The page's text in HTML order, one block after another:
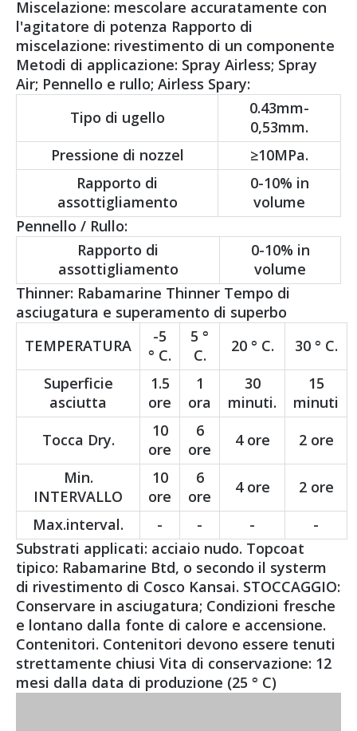
Miscelazione: mescolare accuratamente con
l'agitatore di potenza Rapporto di
miscelazione: rivestimento di un componente
Metodi di applicazione: Spray Airless; Spray
Air; Pennello e rullo; Airless Spary:
Tipo di ugello
0.43mm-
0,53mm.
Pressione di nozzel
≥10MPa.
Rapporto di
assottigliamento
0-10% in
volume
Pennello / Rullo:
Rapporto di
assottigliamento
0-10% in
volume
Thinner: Rabamarine Thinner Tempo di
asciugatura e superamento di superbo
TEMPERATURA
-5
° C.
5 °
C.
20 ° C.
30 ° C.
Superficie
asciutta
1.5
ore
1
ora
30
minuti.
15
minuti
Tocca Dry.
10
ore
6
ore
4 ore
2 ore
Min.
INTERVALLO
10
ore
6
ore
4 ore
2 ore
Max.interval.
- - -
-
Substrati applicati: acciaio nudo. Topcoat
tipico: Rabamarine Btd, o secondo il systerm
di rivestimento di Cosco Kansai. STOCCAGGIO:
Conservare in asciugatura; Condizioni fresche
e lontano dalla fonte di calore e accensione.
Contenitori. Contenitori devono essere tenuti
strettamente chiusi Vita di conservazione: 12
mesi dalla data di produzione (25 ° C)